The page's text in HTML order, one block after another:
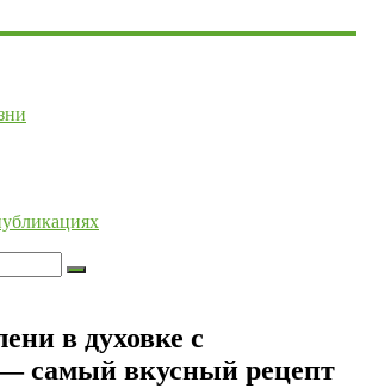
в духовке с
самый вкусный рецепт